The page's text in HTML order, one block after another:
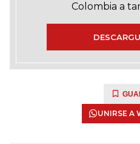
Colombia a
UNIRSE A